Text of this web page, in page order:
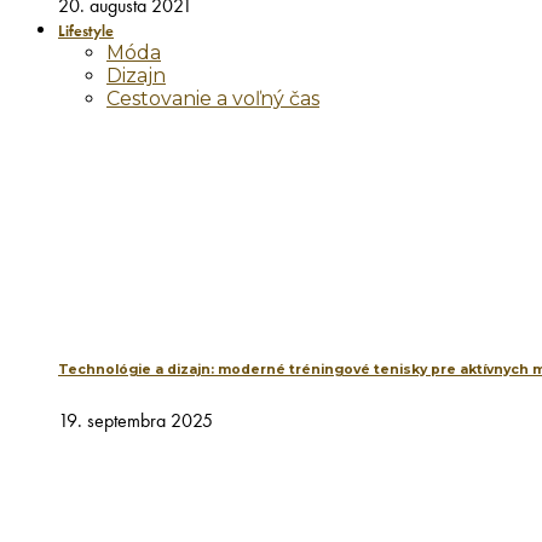
Lifestyle
Móda
Dizajn
Cestovanie a voľný čas
Technológie a dizajn: moderné tréningové tenisky pre aktívnych
19. septembra 2025